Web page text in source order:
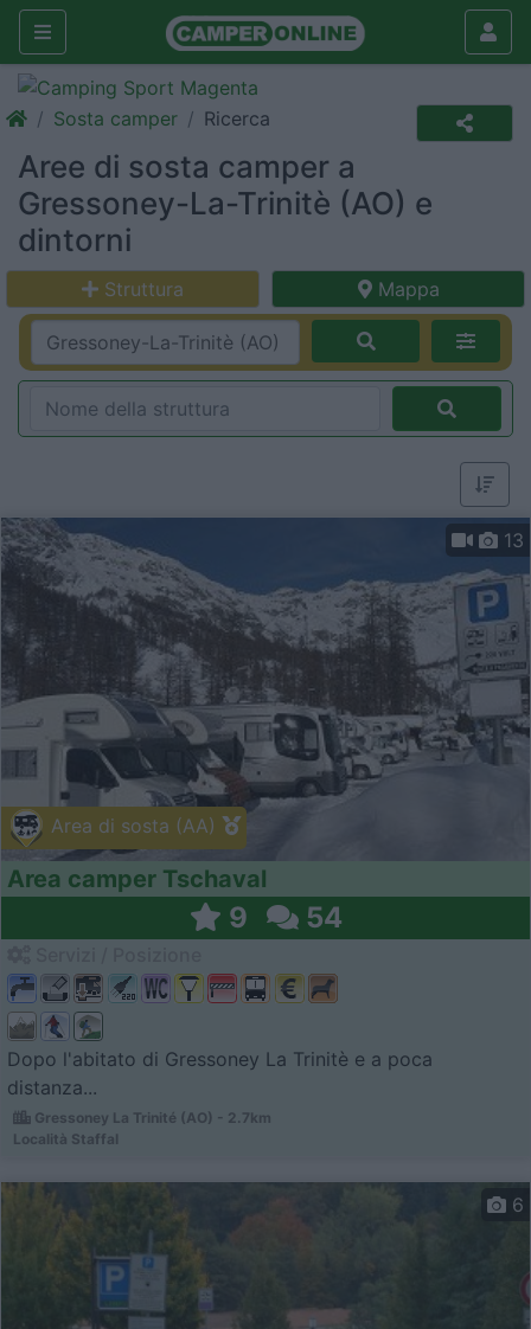
Sosta camper Ricerca
Aree di sosta camper a
Gressoney-La-Trinitè (AO) e
dintorni
Struttura Mappa
Area di sosta (AA)
13
Area camper Tschaval
9 54
Dopo l'abitato di Gressoney La Trinitè e a poca
distanza...
Gressoney La Trinité (AO) - 2.7km
Località Staffal
6